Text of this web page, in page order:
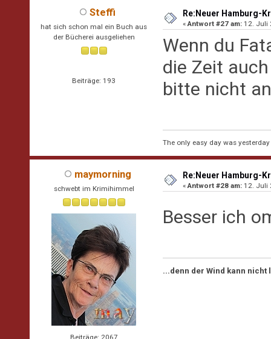
Steffi
hat sich schon mal ein Buch aus
der Bücherei ausgeliehen
Beiträge: 193
Re:Neuer Hamburg-
«Antwort #27 am: 12. Juli
Wenn du
die Zeit
bitte nicht
The only easy day was yesterday
maymorning
schwebt im Krimihimmel
Beiträge: 2067
Re:Neuer Hamburg-
«Antwort #28 am: 12. Juli
Besser ich
...denn der Wind kann nicht